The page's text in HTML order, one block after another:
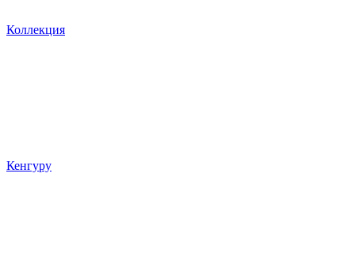
Коллекция
Кенгуру